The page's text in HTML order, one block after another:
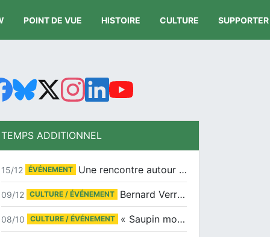
POINT DE VUE HISTOIRE CULTURE SUPPORTER
TEMPS ADDITIONNEL
15/12 ÉVÉNEMENT Une rencontre autour de Jean-Claude Suaudeau
09/12 CULTURE / ÉVÉNEMENT Bernard Verret en dédicaces le samedi 13 décembre à l’Espace Culturel Atlantis
08/10 CULTURE / ÉVÉNEMENT « Saupin mon amour » au salon du livre de Trentemoult